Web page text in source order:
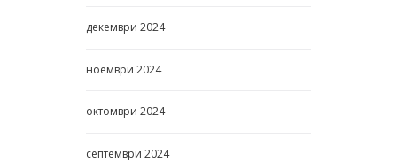
декември 2024
ноември 2024
октомври 2024
септември 2024